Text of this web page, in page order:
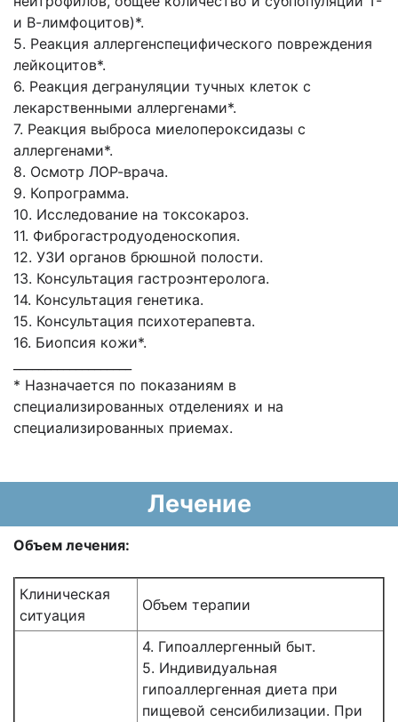
и В-лимфоцитов)*.
5. Реакция аллергенспецифического повреждения
лейкоцитов*.
6. Реакция дегрануляции тучных клеток с
лекарственными аллергенами*.
7. Реакция выброса миелопероксидазы с
аллергенами*.
8. Осмотр ЛОР-врача.
9. Копрограмма.
10. Исследование на токсокароз.
11. Фиброгастродуоденоскопия.
12. УЗИ органов брюшной полости.
13. Консультация гастроэнтеролога.
14. Консультация генетика.
15. Консультация психотерапевта.
16. Биопсия кожи*.
* Назначается по показаниям в
специализированных отделениях и на
специализированных приемах.
Лечение
Объем лечения:
Клиническая
ситуация
Объем терапии
4. Гипоаллергенный быт.
5. Индивидуальная
гипоаллергенная диета при
пищевой сенсибилизации. При